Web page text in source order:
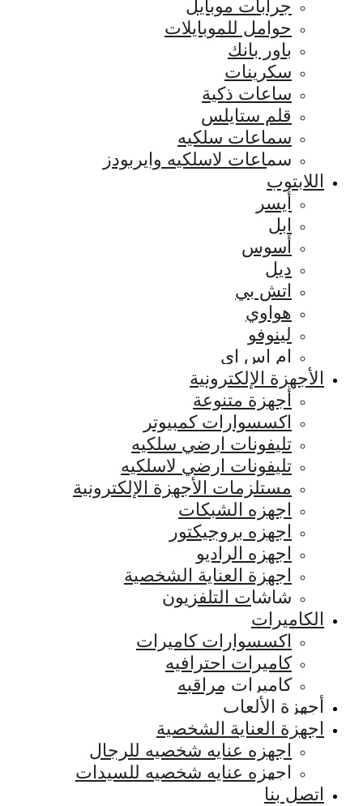
جرابات موبايل
حوامل للموبايلات
باور بانك
سكرينات
ساعات ذكية
قلم ستايلس
سماعات سلكيه
سماعات لاسلكيه وايربودز
اللابتوب
أيسر
ابل
أسوس
ديل
اتش بي
هواوي
لينوفو
ام اس اي
الأجهزة الإلكترونية
أجهزة متنوعة
اكسسوارات كمبيوتر
تليفونات ارضي سلكيه
تليفونات ارضي لاسلكيه
مستلزمات الأجهزة الإلكترونية
اجهزه الشبكات
اجهزه بروجيكتور
اجهزه الراديو
اجهزة العناية الشخصية
شاشات التلفزيون
الكاميرات
اكسسوارات كاميرات
كاميرات احترافيه
كاميرات مراقبه
أجهزة الألعاب
اجهزة العناية الشخصية
اجهزه عنايه شخصيه للرجال
اجهزه عنايه شخصيه للسيدات
اتصل بنا